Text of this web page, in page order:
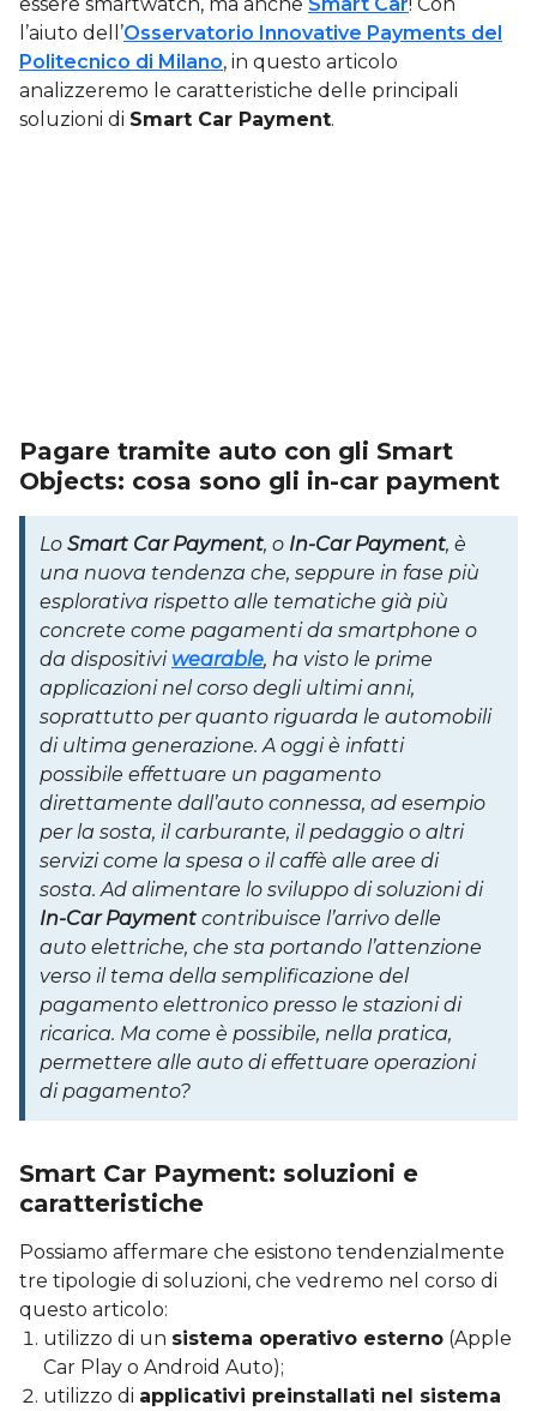
l’aiuto dell’Osservatorio Innovative Payments del
Politecnico di Milano, in questo articolo
analizzeremo le caratteristiche delle principali
soluzioni di Smart Car Payment.
Pagare tramite auto con gli Smart
Objects: cosa sono gli in-car payment
Lo Smart Car Payment, o In-Car Payment, è
una nuova tendenza che, seppure in fase più
esplorativa rispetto alle tematiche già più
concrete come pagamenti da smartphone o
da dispositivi wearable, ha visto le prime
applicazioni nel corso degli ultimi anni,
soprattutto per quanto riguarda le automobili
di ultima generazione. A oggi è infatti
possibile effettuare un pagamento
direttamente dall’auto connessa, ad esempio
per la sosta, il carburante, il pedaggio o altri
servizi come la spesa o il caffè alle aree di
sosta. Ad alimentare lo sviluppo di soluzioni di
In-Car Payment contribuisce l’arrivo delle
auto elettriche, che sta portando l’attenzione
verso il tema della semplificazione del
pagamento elettronico presso le stazioni di
ricarica. Ma come è possibile, nella pratica,
permettere alle auto di effettuare operazioni
di pagamento?
Smart Car Payment: soluzioni e
caratteristiche
Possiamo affermare che esistono tendenzialmente
tre tipologie di soluzioni, che vedremo nel corso di
questo articolo:
utilizzo di un sistema operativo esterno (Apple
Car Play o Android Auto);
utilizzo di applicativi preinstallati nel sistema